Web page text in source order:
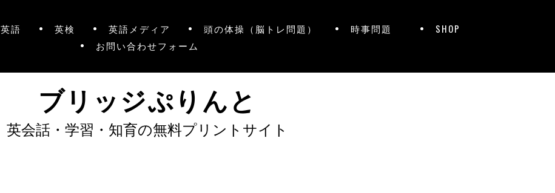
英語 英検 英語メディア 頭の体操（脳トレ問題） 時事問題
SHOP
お問い合わせフォーム
ブリッジぷりんと
英会話・学習・知育の無料プリントサイト